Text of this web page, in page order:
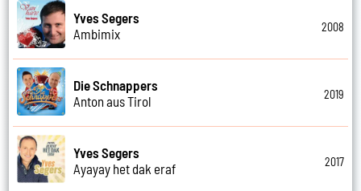
Yves Segers
Ambimix
2008
Die Schnappers
Anton aus Tirol
2019
Yves Segers
Ayayay het dak eraf
2017